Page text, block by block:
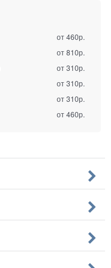
от 460р.
от 810р.
от 310р.
от 310р.
от 310р.
от 460р.